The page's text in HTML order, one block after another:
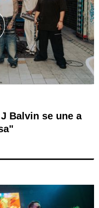
Balvin se une a